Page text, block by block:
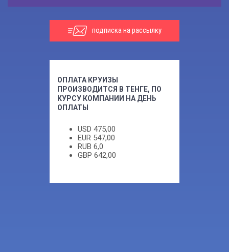
подписка на рассылку
ОПЛАТА КРУИЗЫ
ПРОИЗВОДИТСЯ В ТЕНГЕ, ПО
КУРСУ КОМПАНИИ НА ДЕНЬ
ОПЛАТЫ
USD 475,00
EUR 547,00
RUB 6,0
GBP 642,00